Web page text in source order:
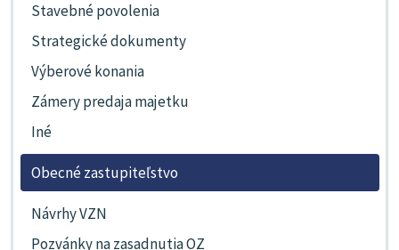
Stavebné povolenia
Strategické dokumenty
Výberové konania
Zámery predaja majetku
Iné
Obecné zastupiteľstvo
Návrhy VZN
Pozvánky na zasadnutia OZ